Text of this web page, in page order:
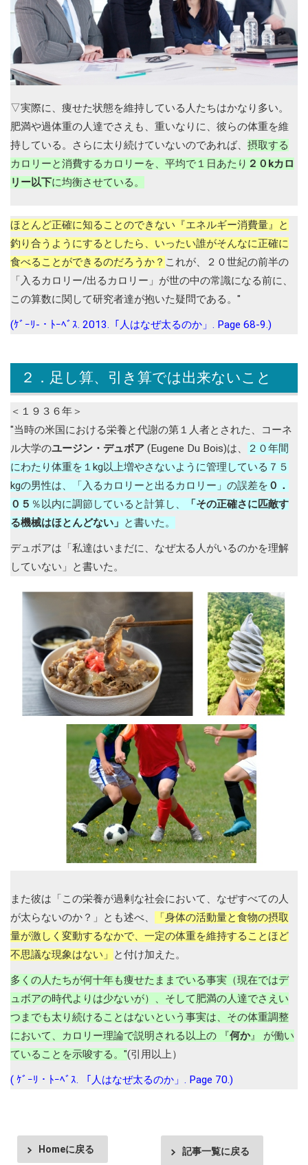
▽実際に、痩せた状態を維持している人たちはかなり多い。
肥満や過体重の人達でさえも、重いなりに、彼らの体重を維
持している。さらに太り続けていないのであれば、 摂取する
カロリーと消費するカロリーを、平均で１日あたり ２０kカロ
リー以下に均衡させている。
ほとんど正確に知ることのできない『エネルギー消費量』と
釣り合うようにするとしたら、いったい誰がそんなに正確に
食べることができるのだろうか？ これが、２０世紀の前半の
「入るカロリー/出るカロリー」が世の中の常識になる前に、
この算数に関して研究者達が抱いた疑問である。"
(ｹﾞｰﾘ-・ﾄｰﾍﾞｽ. 2013.「人はなぜ太るのか」. Page 68-9.)
２．足し算、引き算では出来ないこと
＜１９３６年＞
"当時の米国における栄養と代謝の第１人者とされた、コーネ
ル大学のユージン・デュボア (Eugene Du Bois)は、
２０年間
にわたり体重を１kg以上増やさないように管理している７５
kgの男性は、「入るカロリーと出るカロリー」の誤差を ０．
０５ ％以内に調節していると計算し、
「その正確さに匹敵す
る機械はほとんどない」 と書いた。
デュボアは「私達はいまだに、なぜ太る人がいるのかを理解
していない」と書いた。
また彼は「この栄養が過剰な社会において、なぜすべての人
が太らないのか？」とも述べ、
「身体の活動量と食物の摂取
量が激しく変動するなかで、一定の体重を維持することほど
不思議な現象はない」
と付け加えた。
多くの人たちが何十年も痩せたままでいる事実（現在ではデ
ュボアの時代よりは少ないが）、そして肥満の人達でさえい
つまでも太り続けることはないという事実は、その体重調整
において、カロリー理論で説明される以上の 『何か』 が働い
ていることを示唆する。"(引用以上）
( ｹﾞｰﾘ・ﾄｰﾍﾞｽ. 「人はなぜ太るのか」. Page 70.)
Homeに戻る 記事一覧に戻る